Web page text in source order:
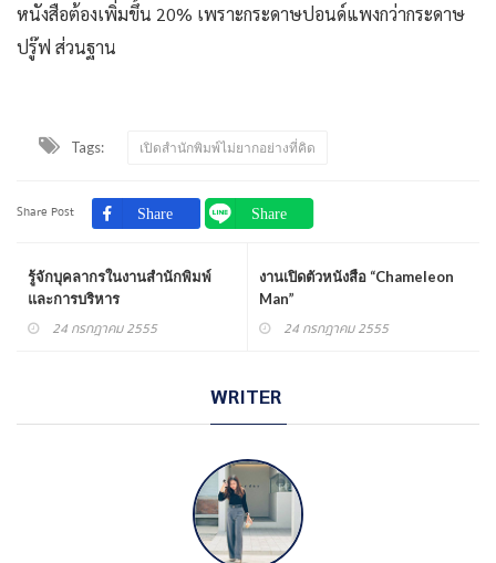
หนังสือต้องเพิ่มขึ้น 20% เพราะกระดาษปอนด์แพงกว่ากระดาษ
ปรู๊ฟ ส่วนฐาน
Tags: เปิดสำนักพิมพ์ไม่ยากอย่างที่คิด
Share Post
รู้จักบุคลากรในงานสำนักพิมพ์
และการบริหาร
24 กรกฎาคม 2555
งานเปิดตัวหนังสือ “Chameleon
Man”
24 กรกฎาคม 2555
WRITER